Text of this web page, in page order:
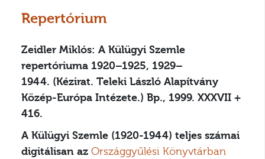
Repertórium
Zeidler Miklós: A Külügyi Szemle
repertóriuma 1920–1925, 1929–
1944. (Kézirat. Teleki László Alapítvány
Közép-Európa Intézete.) Bp., 1999. XXXVII +
416.
A Külügyi Szemle (1920-1944) teljes számai
digitálisan az Országgyűlési Könyvtárban